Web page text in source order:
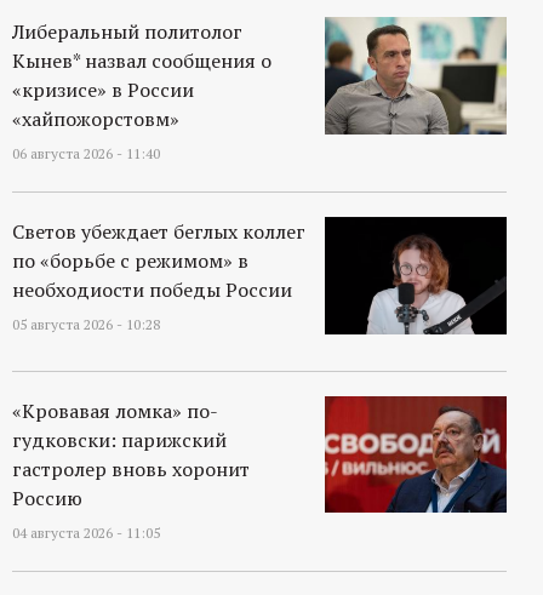
л
Либеральный политолог
Кынев* назвал сообщения о
«кризисе» в России
«хайпожорстовм»
06 августа 2026 - 11:40
Светов убеждает беглых коллег
по «борьбе с режимом» в
необходиости победы России
05 августа 2026 - 10:28
«Кровавая ломка» по-
гудковски: парижский
гастролер вновь хоронит
Россию
04 августа 2026 - 11:05